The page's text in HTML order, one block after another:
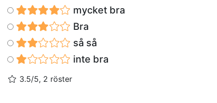
mycket bra
Bra
så så
inte bra
3.5/5, 2 röster